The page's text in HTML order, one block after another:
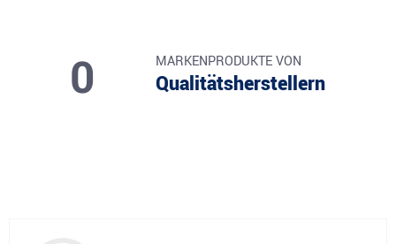
0 MARKENPRODUKTE VON
Qualitätsherstellern